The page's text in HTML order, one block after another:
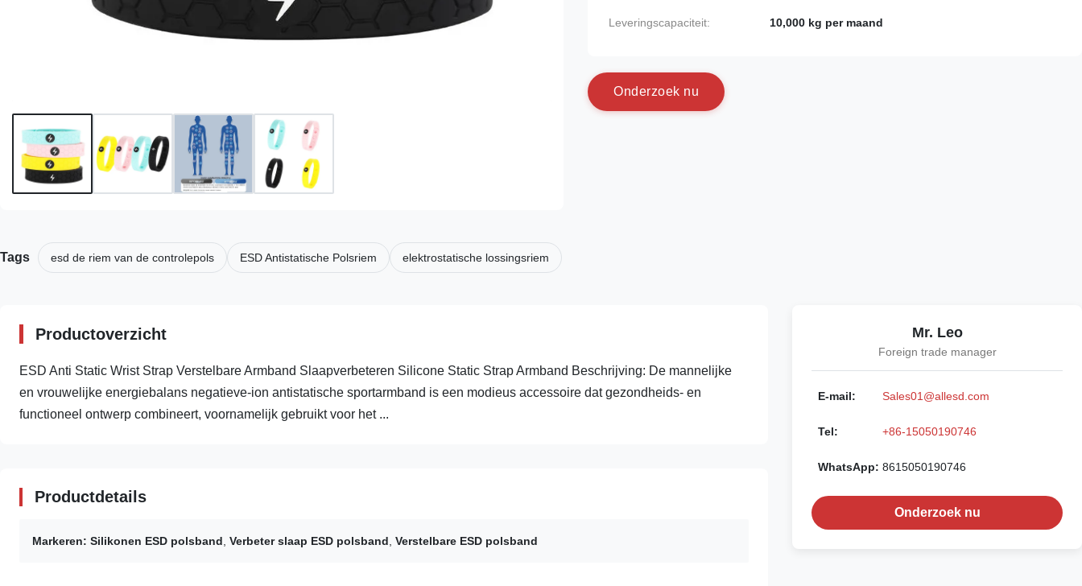
Leveringscapaciteit: 10,000 kg per maand
Onderzoek nu
Tags esd de riem van de controlepols ESD Antistatische Polsriem elektrostatische lossingsriem
Productoverzicht
ESD Anti Static Wrist Strap Verstelbare Armband Slaapverbeteren Silicone Static Strap Armband Beschrijving: De mannelijke
en vrouwelijke energiebalans negatieve-ion antistatische sportarmband is een modieus accessoire dat gezondheids- en
functioneel ontwerp combineert, voornamelijk gebruikt voor het ...
Productdetails
Markeren: Silikonen ESD polsband Verbeter slaap ESD polsband Verstelbare ESD polsband
Mr. Leo
Foreign trade manager
E-mail: Sales01@allesd.com
Tel: +86-15050190746
WhatsApp: 8615050190746
Onderzoek nu